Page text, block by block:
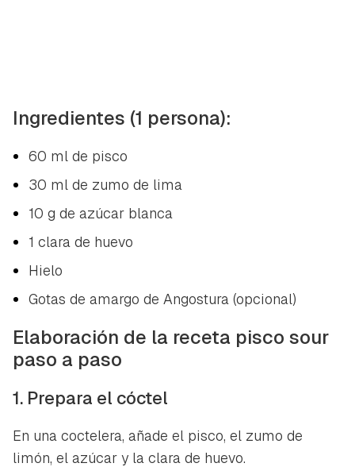
Ingredientes (1 persona):
60 ml de pisco
30 ml de zumo de lima
10 g de azúcar blanca
1 clara de huevo
Hielo
Gotas de amargo de Angostura (opcional)
Elaboración de la receta pisco sour
paso a paso
1. Prepara el cóctel
En una coctelera, añade el pisco, el zumo de
limón, el azúcar y la clara de huevo.